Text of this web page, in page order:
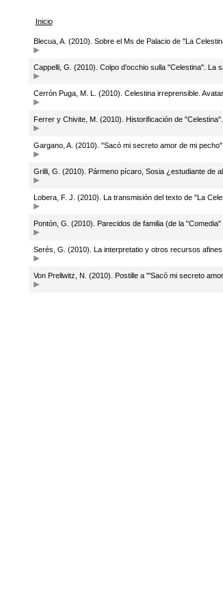
Inicio
Blecua, A. (2010). Sobre el Ms de Palacio de "La
Cappelli, G. (2010). Colpo d'occhio sulla "Celestina". La
Cerrón Puga, M. L. (2010). Celestina irreprensible.
Ferrer y Chivite, M. (2010). Historificación de
Gargano, A. (2010). "Sacó mi secreto amor de mi
Grilli, G. (2010). Pármeno pícaro, Sosia ¿estudiante de
Lobera, F. J. (2010). La transmisión del texto de "La
Pontón, G. (2010). Parecidos de familia (de la
Serés, G. (2010). La interpretatio y otros recursos
Von Prellwitz, N. (2010). Postille a "'Sacó mi secreto